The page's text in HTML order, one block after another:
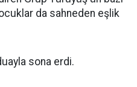
da sahneden eşlik
sona erdi.